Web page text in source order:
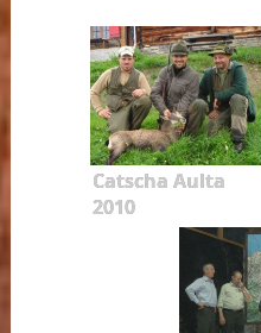
Catscha Aulta
2010